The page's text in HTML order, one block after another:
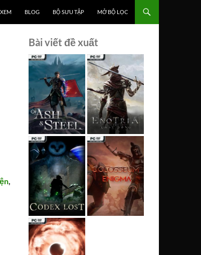
BLOG BỘ SƯU TẬP MỞ BỘ LỌC
,
Bài viết đề xuất